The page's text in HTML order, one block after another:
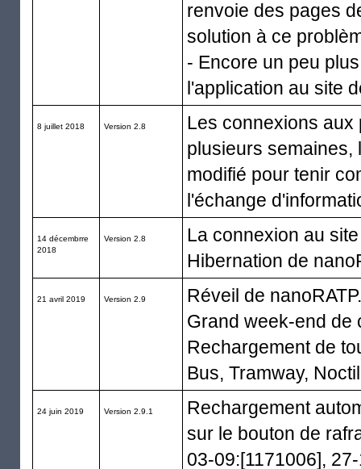
renvoie des pages
solution à ce
- Encore un peu
l'application au site
8 juillet 2018 Version 2.8
Les connexions
plusieurs semaines,
modifié pour tenir
l'échange
14 décembrre
2018
Version 2.8
La connexion au
Hibernation de
21 avril 2019 Version 2.9
Réveil de
Grand week-end de
Rechargement de
Bus, Tramway,
24 juin 2019 Version 2.9.1
Rechargement
sur le bouton de
03-09:[1171006],